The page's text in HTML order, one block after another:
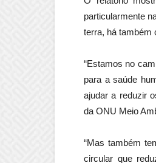
particularmente
terra, há também
“Estamos no
para a saúde
ajudar a reduzir
da ONU Meio
“Mas também
circular que